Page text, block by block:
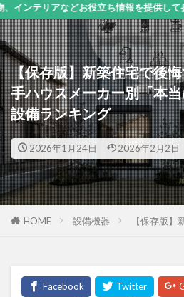
供して参ります。
【保存版】新築住宅で後
手ハウスメーカー別「本
設備ランキング
2026年1月24日 2026年2月2日
HOME 設備機器 【保存版